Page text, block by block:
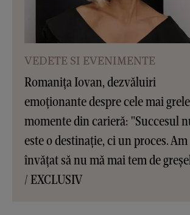
VEDETE SI EVENIMENTE
Romanița Iovan, dezvăluiri
emoționante despre cele mai grele
momente din carieră: "Succesul
este o destinație, ci un proces. Am
învățat să nu mă mai tem de
/ EXCLUSIV